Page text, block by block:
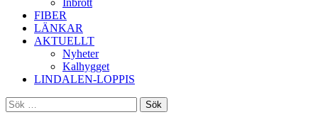
FIBER
LÄNKAR
AKTUELLT
Nyheter
Kalhygget
LINDALEN-LOPPIS
Sök
efter: